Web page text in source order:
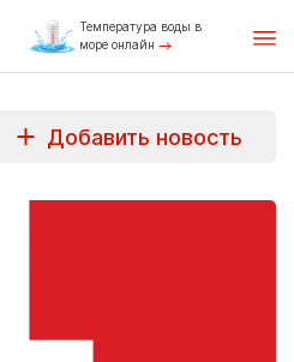
Температура воды в
море онлайн
Добавить новость